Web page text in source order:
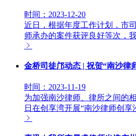
时间：2023-12-20
近日，根据年度工作计划，市
师承办的案件获评良好等次，
金桥司徒邝动态 | 祝贺“南沙律
时间：2023-11-19
为加强南沙律师、律所之间的
日在创享湾开展“南沙律师创享